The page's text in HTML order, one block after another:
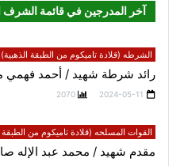
آخر المدرجين في قائمة
الشرطه (قلادة تاميكوم من الطبقة الذهبية)
رائد شرطة شهيد / أحمد فهمي
2024-05-11
2070
القوات المسلحه (قلادة تاميكوم من الطبقة
مقدم شهيد / محمد عبد الإله